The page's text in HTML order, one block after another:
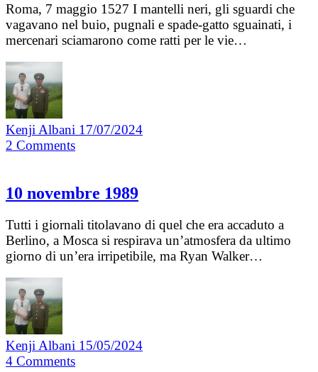
Roma, 7 maggio 1527 I mantelli neri, gli sguardi che
vagavano nel buio, pugnali e spade-gatto sguainati, i
mercenari sciamarono come ratti per le vie…
Kenji Albani 17/07/2024
2 Comments
10 novembre 1989
Tutti i giornali titolavano di quel che era accaduto a
Berlino, a Mosca si respirava un’atmosfera da ultimo
giorno di un’era irripetibile, ma Ryan Walker…
Kenji Albani 15/05/2024
4 Comments